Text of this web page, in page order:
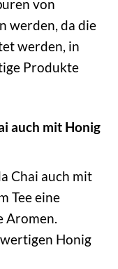
von
werden, da die
werden, in
Produkte
auch mit Honig
Chai auch mit
Tee eine
Aromen.
Honig